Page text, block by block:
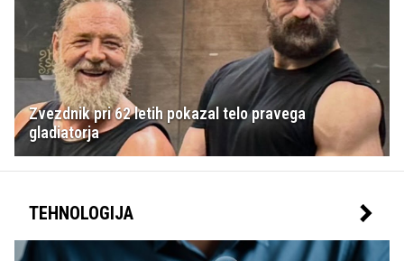
Zvezdnik pri 62 letih pokazal telo pravega
gladiatorja
TEHNOLOGIJA